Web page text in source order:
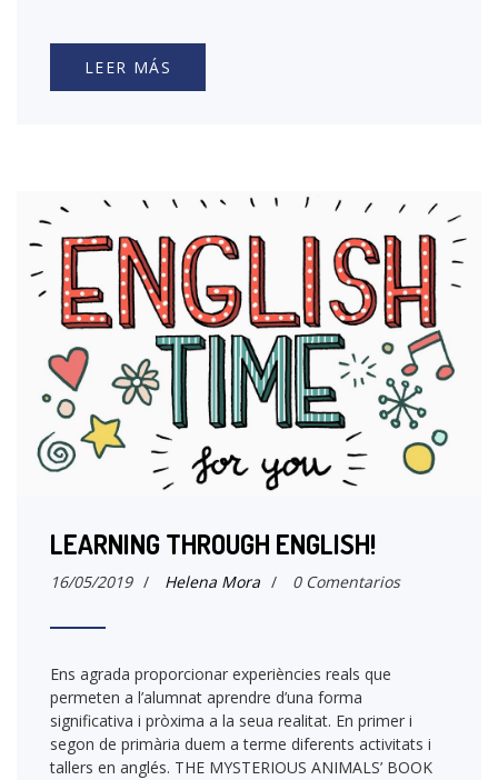
LEER MÁS
LEARNING THROUGH ENGLISH!
16/05/2019 / Helena Mora / 0 Comentarios
Ens agrada proporcionar experiències reals que
permeten a l’alumnat aprendre d’una forma
significativa i pròxima a la seua realitat. En primer i
segon de primària duem a terme diferents activitats i
tallers en anglés. THE MYSTERIOUS ANIMALS’ BOOK